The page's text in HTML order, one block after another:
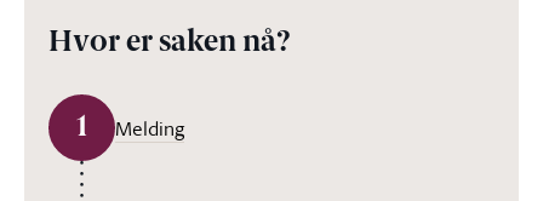
Hvor er saken nå?
1 Melding